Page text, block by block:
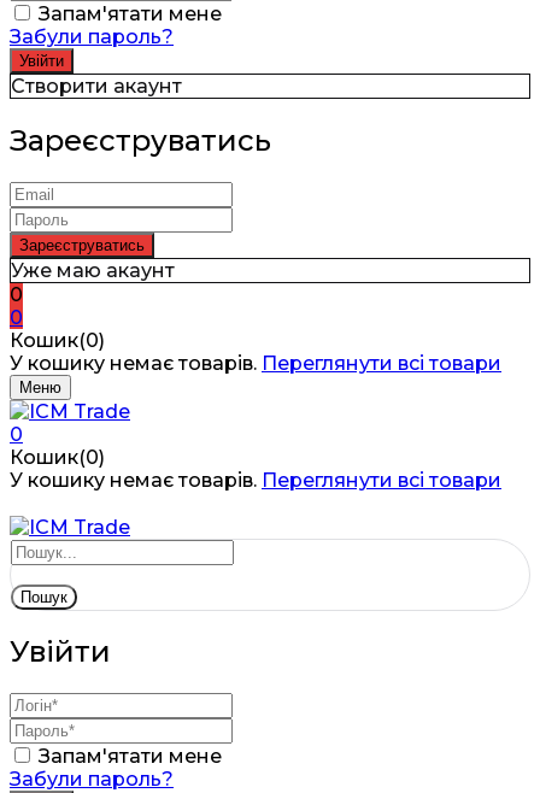
Запам'ятати мене
Забули пароль?
Створити акаунт
Зареєструватись
Уже маю акаунт
0
0
Кошик(0)
У кошику немає товарів. Переглянути всі товари
Меню
0
Кошик(0)
У кошику немає товарів. Переглянути всі товари
Пошук
Увійти
Запам'ятати мене
Забули пароль?